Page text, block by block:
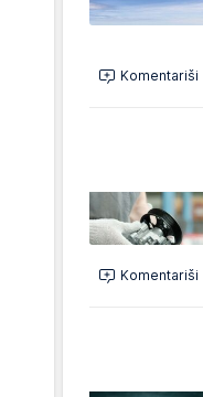
Komentariši
Komentariši